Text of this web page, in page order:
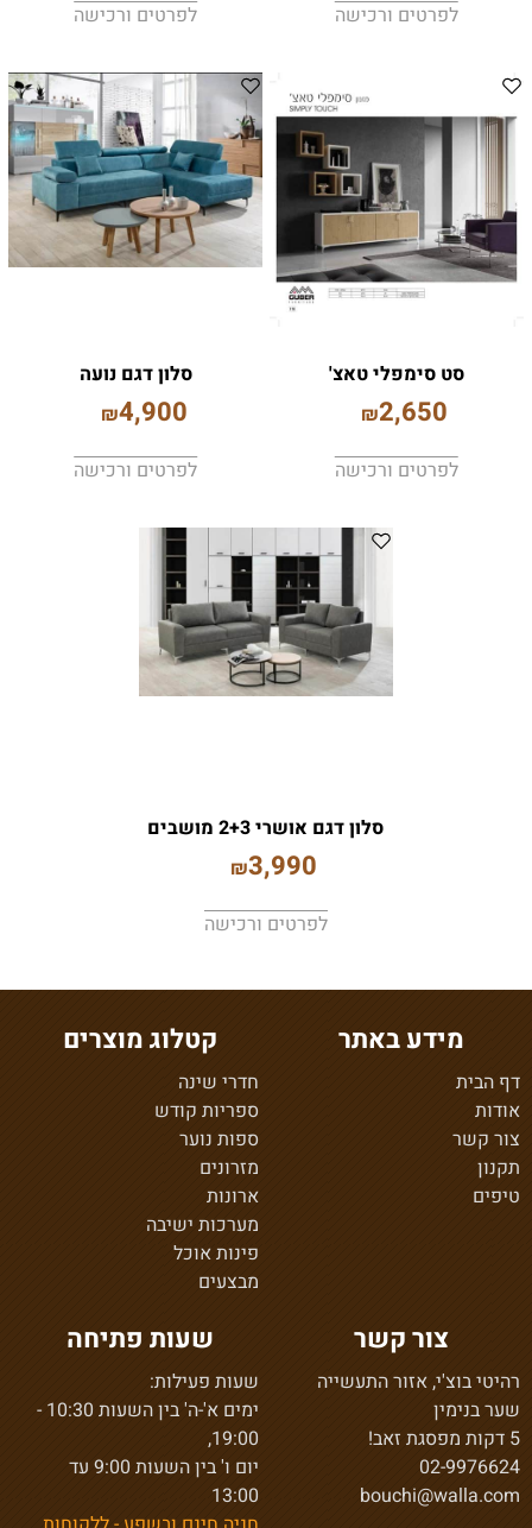
לפרטים ורכישה לפרטים ורכישה
סט סימפלי טאצ'
₪2,650
לפרטים ורכישה
סלון דגם נועה
₪4,900
לפרטים ורכישה
סלון דגם אושרי 2+3 מושבים
₪3,990
לפרטים ורכישה
מידע באתר
דף הבית
אודות
צור קשר
תקנון
טיפים
קטלוג מוצרים
חדרי שינה
ספריות קודש
ספות נוער
מזרונים
ארונות
מערכות ישיבה
פינות אוכל
מבצעים
צור קשר
רהיטי בוצ'י, אזור התעשייה
שער בנימין
5 דקות מפסגת זאב!
02-9976624
bouchi@walla.com
שעות פתיחה
שעות פעילות:
ימים א'-ה' בין השעות 10:30 -
19:00,
יום ו' בין השעות 9:00 עד
13:00